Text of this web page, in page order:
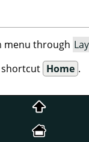
menu through
shortcut Home .